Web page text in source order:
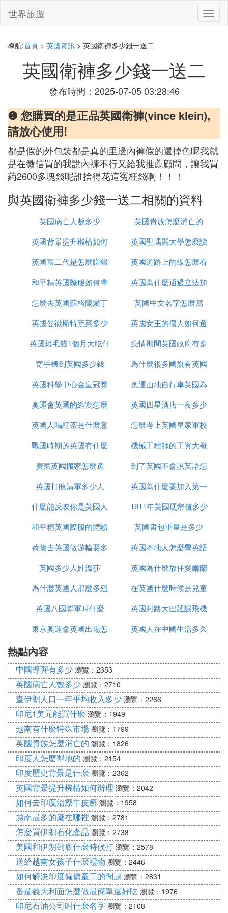
切
換
世界旅遊
導航:首頁 > 英國資訊 > 英國衛褲多少錢一送二
英國衛褲多少錢一送二
發布時間：2025-07-05 03:28:46
❶ 您購買的是正品英國衛褲(vince klein),
請放心使用!
都是假的外包裝都是真的里邊內褲假的還掉色呢我就
是在微信買的我說內褲不行又給我推薦顧問，讓我買
葯2600多塊錢呢誰捨得花這冤枉錢啊！！！
與英國衛褲多少錢一送二相關的資料
英國病亡人數多少
英國貴族怎麼消亡的
英國背景提升機構如何
辦理
英國聖瑪麗大學怎麼讀
英國富二代是怎麼賺錢
的
英國道路上的線怎麼看
和平精英國際服如何帶
槍進出生島
英國為什麼通過立法加
強社會保障
怎麼去英國蘇格蘭愛丁
堡
英國中文名字怎麼寫
英國曼徹斯特蔬菜多少
錢
英國女王的僕人如何選
的
英國短毛貓1個月大吃什
麼
疫情期間英國政府有多
少錢
寄手機到英國多少錢
為什麼很多國旗有英國
英國科學中心金皇冠獎
是什麼
奧運山地自行車英國為
什麼很厲害
奧運會英國的縮寫怎麼
改了
英國四星酒店一夜多少
錢
英國人喝紅茶是什麼意
思
怎麼考上英國皇家軍校
戰國時期的英國有什麼
事件
機械工程師的工資大概
多少英國
廣東英國搬家怎麼選
到了英國不會說英語怎
麼辦
英國打敗清軍多少人
英國為什麼要加入第一
次世界大戰
什麼能反映你是英國人
1911年英國硬幣值多少
錢
和平精英國際服的體驗
服如何上去
英國書包重量是多少
荷蘭去英國做游輪要多
久
英國本地人怎麼學英語
英國多少人姓溫莎
英國為什麼放任愛爾蘭
獨立
為什麼英國人那麼多殖
民地
在英國什麼時候是兒童
節
英國八國聯軍叫什麼
英國封路大巴延誤飛機
延誤怎麼辦
東京奧運會英國出場怎
英國人在中國生活多久
熱點內容
中國導彈有多少 瀏覽：2353
英國病亡人數多少 瀏覽：2710
查伊朗人口一年平均收入多少 瀏覽：2266
印尼1美元能買什麼 瀏覽：1949
越南有什麼特殊市場 瀏覽：1799
英國貴族怎麼消亡的 瀏覽：1826
印度人怎麼犁地的 瀏覽：2154
印度歷史背景是什麼 瀏覽：2362
英國背景提升機構如何辦理 瀏覽：2042
如何去印度治療牛皮癬 瀏覽：1958
越南最多的廠在哪裡 瀏覽：2781
怎麼買伊朗石化產品 瀏覽：2738
美國和伊朗到底什麼時候打 瀏覽：2578
送給越南女孩子什麼禮物 瀏覽：2446
如何解決印度僱傭童工的問題 瀏覽：2831
番茄義大利面怎麼做最簡單還好吃 瀏覽：1976
印尼石油公司叫什麼名字 瀏覽：2108